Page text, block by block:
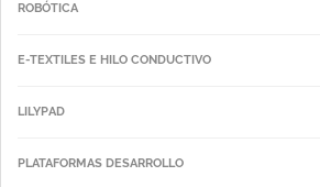
ROBÓTICA
E-TEXTILES E HILO CONDUCTIVO
LILYPAD
PLATAFORMAS DESARROLLO